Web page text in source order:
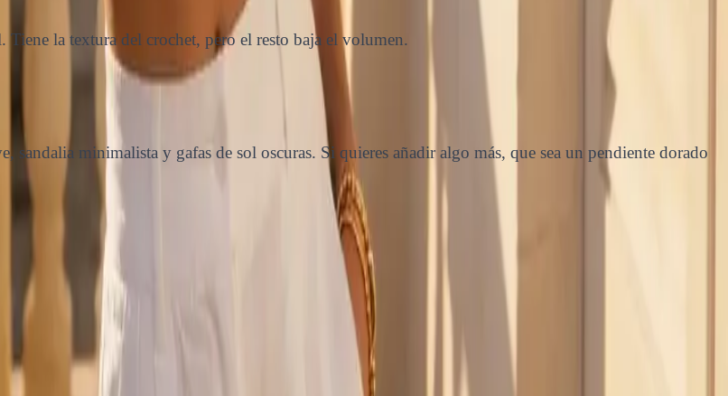
la textura del crochet, pero el resto baja el volumen.
sandalia minimalista y gafas de sol oscuras. Si quieres añadir algo más, que sea un pendiente dorado